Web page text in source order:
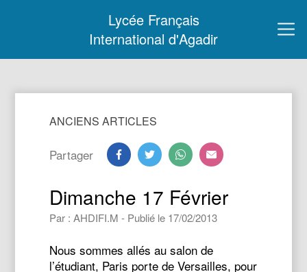
Lycée Français
International d'Agadir
ANCIENS ARTICLES
Partager
Dimanche 17 Février
Par : AHDIFI.M - Publié le 17/02/2013
Nous sommes allés au salon de
l’étudiant, Paris porte de Versailles, pour